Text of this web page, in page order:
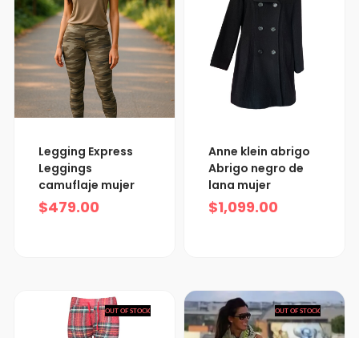
Legging Express
Leggings
camuflaje mujer
$479.00
Anne klein abrigo
Abrigo negro de
lana mujer
$1,099.00
OUT OF STOCK OUT OF STOCK